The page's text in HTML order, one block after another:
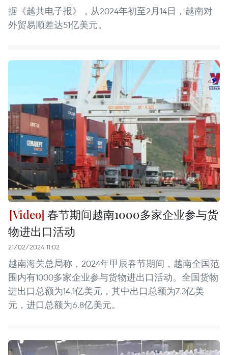
据《越共电子报》，从2024年初至2月14日，越南对
外贸易顺差达51亿美元。
春节期间越南1000多家企业参与货
物进出口活动
21/02/2024 11:02
越南海关总局称，2024年甲辰春节期间，越南全国范
围内有1000多家企业参与货物进出口活动。全国货物
进出口总额为14.1亿美元，其中出口总额为7.3亿美
元，进口总额为6.8亿美元。